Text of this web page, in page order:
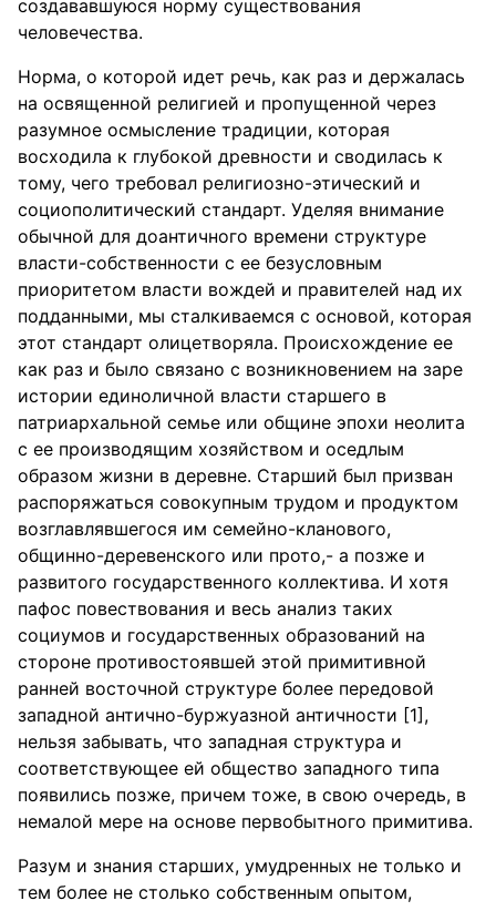
создававшуюся норму существования
человечества.
Норма, о которой идет речь, как раз и держалась
на освященной религией и пропущенной через
разумное осмысление традиции, которая
восходила к глубокой древности и сводилась к
тому, чего требовал религиозно-этический и
социополитический стандарт. Уделяя внимание
обычной для доантичного времени структуре
власти-собственности с ее безусловным
приоритетом власти вождей и правителей над их
подданными, мы сталкиваемся с основой, которая
этот стандарт олицетворяла. Происхождение ее
как раз и было связано с возникновением на заре
истории единоличной власти старшего в
патриархальной семье или общине эпохи неолита
с ее производящим хозяйством и оседлым
образом жизни в деревне. Старший был призван
распоряжаться совокупным трудом и продуктом
возглавлявшегося им семейно-кланового,
общинно-деревенского или прото,- а позже и
развитого государственного коллектива. И хотя
пафос повествования и весь анализ таких
социумов и государственных образований на
стороне противостоявшей этой примитивной
ранней восточной структуре более передовой
западной антично-буржуазной античности [1],
нельзя забывать, что западная структура и
соответствующее ей общество западного типа
появились позже, причем тоже, в свою очередь, в
немалой мере на основе первобытного примитива.
Разум и знания старших, умудренных не только и
тем более не столько собственным опытом,